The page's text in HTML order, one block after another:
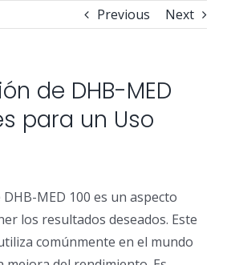
Internet Access Management
Generation Firewalls
Center Solutions
Datacenter
Previous Next
de DHB-MED
para un Uso
MED 100 es un aspecto
los resultados deseados. Este
comúnmente en el mundo